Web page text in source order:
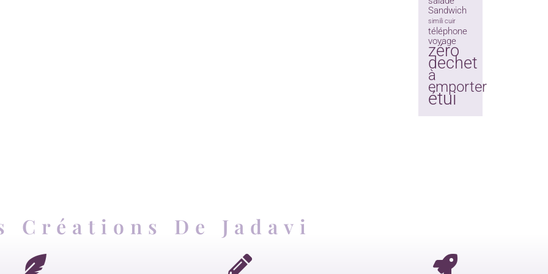
Sandwich
simili cuir
téléphone
voyage
zéro
dechet
à
emporter
étui
Créations De Jadavi